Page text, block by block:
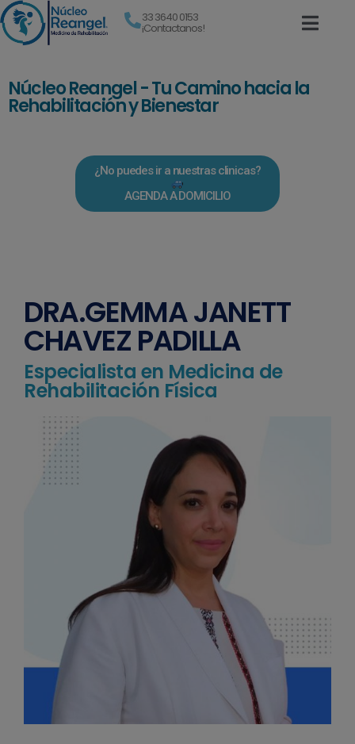
33 3640 0153
¡Contactanos!
Núcleo Reangel - Tu Camino hacia la
Rehabilitación y Bienestar
¿No puedes ir a nuestras clinicas?
AGENDA A DOMICILIO
DRA.GEMMA JANETT
CHAVEZ PADILLA
Especialista en Medicina de
Rehabilitación Física